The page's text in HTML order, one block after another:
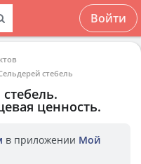
Войти
стебель
.
ценность.
в приложении Мой